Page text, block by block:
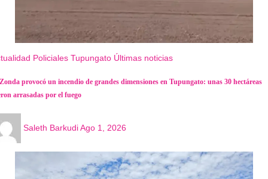
Policiales Tupungato Últimas noticias
provocó un incendio de grandes dimensiones en Tupungato: unas 30 hectáreas
arrasadas por el fuego
Saleth BarkudiAgo 1, 2026